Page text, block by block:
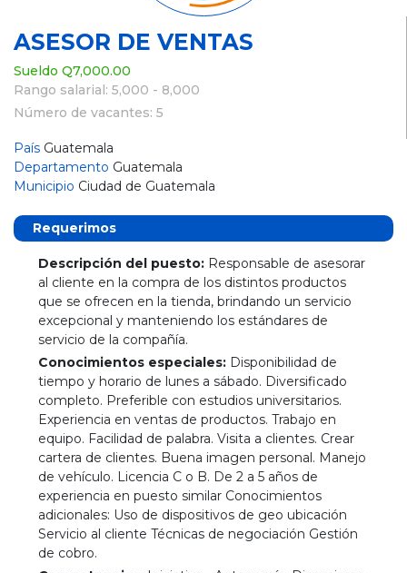
ASESOR DE VENTAS
Sueldo Q7,000.00
Rango salarial: 5,000 - 8,000
Número de vacantes: 5
País Guatemala
Departamento Guatemala
Municipio Ciudad de Guatemala
Requerimos
Descripción del puesto: Responsable de asesorar
al cliente en la compra de los distintos productos
que se ofrecen en la tienda, brindando un servicio
excepcional y manteniendo los estándares de
servicio de la compañía.
Conocimientos especiales: Disponibilidad de
tiempo y horario de lunes a sábado. Diversificado
completo. Preferible con estudios universitarios.
Experiencia en ventas de productos. Trabajo en
equipo. Facilidad de palabra. Visita a clientes. Crear
cartera de clientes. Buena imagen personal. Manejo
de vehículo. Licencia C o B. De 2 a 5 años de
experiencia en puesto similar Conocimientos
adicionales: Uso de dispositivos de geo ubicación
Servicio al cliente Técnicas de negociación Gestión
de cobro.